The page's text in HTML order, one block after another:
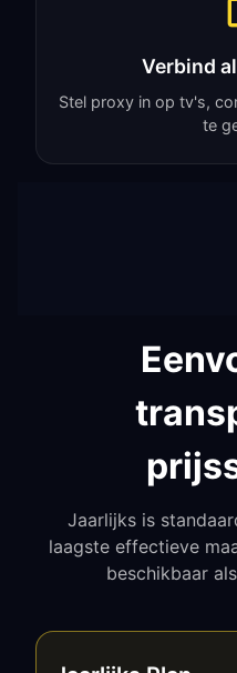
Verbind
Stel proxy in op tv's,
te
Jaarlijks is
laagste effectieve
beschikbaar